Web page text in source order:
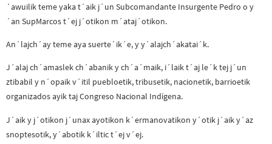
´awuilik teme yaka t´aik j´un Subcomandante Insurgente Pedro o y
´an SupMarcos t´ej j´otikon m´ataj´otikon.
An´lajch´ay teme aya suerte´ik´e, y y´alajch´akatai´k.
J´alaj ch´amaslek ch´abanik y ch´a´maik, i´laik t´aj le´k tej j´un
ztibabil y n´opaik v´itil puebloetik, tribusetik, nacionetik, barrioetik
organizados ayik taj Congreso Nacional Indígena.
J´aik y j´otikon j´unax ayotikon k´ermanovatikon y´otik j´aik y´az
snoptesotik, y´abotik k´iltic t´ej v´ej.